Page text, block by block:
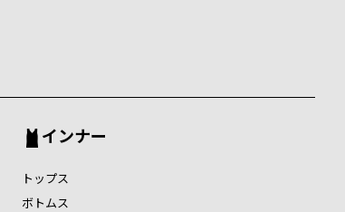
インナー
トップス
ボトムス